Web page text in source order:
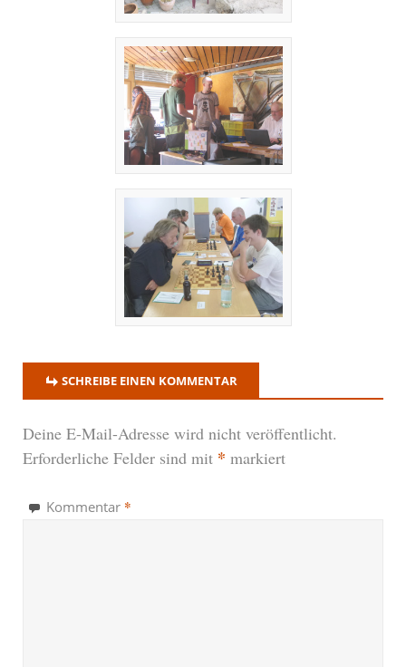
SCHREIBE EINEN KOMMENTAR
Deine E-Mail-Adresse wird nicht veröffentlicht.
Erforderliche Felder sind mit * markiert
Kommentar *